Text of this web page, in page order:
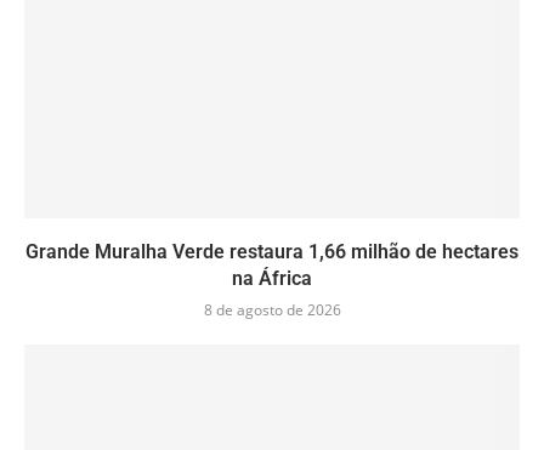
Grande Muralha Verde restaura 1,66 milhão de hectares
na África
8 de agosto de 2026